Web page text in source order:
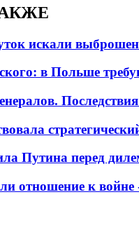
искали
в Польше
Путина перед
отношение к войне